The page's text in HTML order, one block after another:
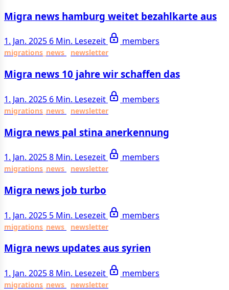
Migra news hamburg weitet bezahlkarte aus
1. Jan. 2025 6 Min. Lesezeit members
migrations_news newsletter
Migra news 10 jahre wir schaffen das
1. Jan. 2025 6 Min. Lesezeit members
migrations_news newsletter
Migra news pal stina anerkennung
1. Jan. 20258 Min. Lesezeit members
migrations_news newsletter
Migra news job turbo
1. Jan. 2025 5 Min. Lesezeit members
migrations_news newsletter
Migra news updates aus syrien
1. Jan. 20258 Min. Lesezeit members
migrations_news newsletter